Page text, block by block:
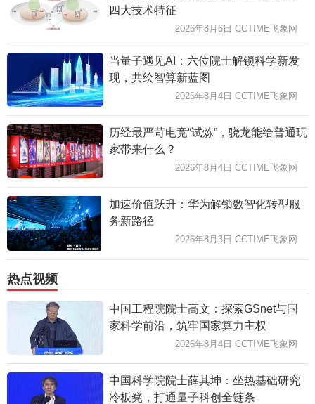
四大技术特征
2026年8月6日 CCTIME飞象网
当量子遇见AI：六位院士解锁科学新发
现，共绘智算新蓝图
2026年8月4日 CCTIME飞象网
历经最严苛电竞“试炼”，骁龙能给普通玩
家带来什么？
2026年8月4日 CCTIME飞象网
加速价值跃升：华为解锁数智化转型服
务新路径
2026年8月3日 CCTIME飞象网
热点视频
中国工程院院士高文：探索GSnet与国
家科学前沿，筑牢国家算力主权
2026年8月4日 CCTIME飞象网
中国科学院院士薛其坤：坐热基础研究
冷板凳，打通量子科创全链条